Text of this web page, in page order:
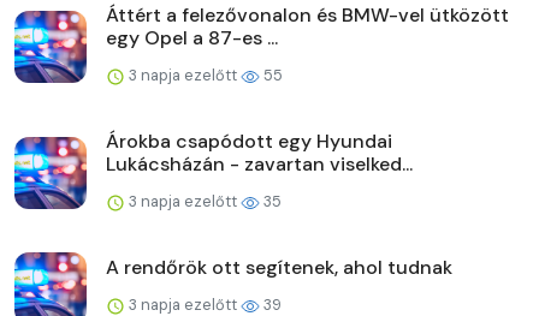
Áttért a felezővonalon és BMW-vel ütközött
egy Opel a 87-es ...
3 napja ezelőtt 55
Árokba csapódott egy Hyundai
Lukácsházán - zavartan viselked...
3 napja ezelőtt 35
A rendőrök ott segítenek, ahol tudnak
3 napja ezelőtt 39